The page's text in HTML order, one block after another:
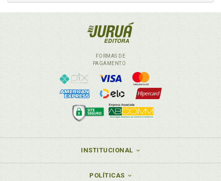
FORMAS DE
PAGAMENTO
INSTITUCIONAL
POLÍTICAS